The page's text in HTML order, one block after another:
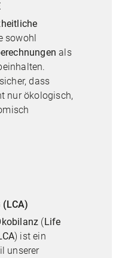
sowohl
als
dass
nur ökologisch,
(LCA)
(Life
) ist ein
unserer